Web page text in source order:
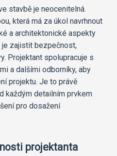
stavbě je neocenitelná.
která má za úkol navrhnout
a architektonické aspekty
je zajistit bezpečnost,
Projektant spolupracuje s
a dalšími odborníky, aby
projektu. Je to právě
každým detailním prvkem
pro dosažení
projektanta